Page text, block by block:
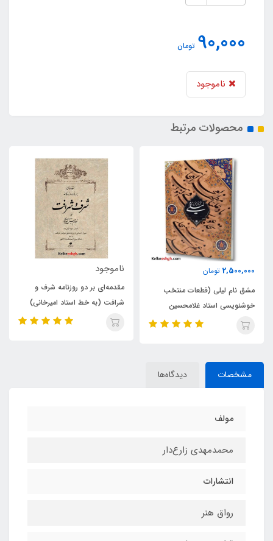
90,000 تومان
ناموجود
محصولات مرتبط
(قطعات منتخب
غلامحسین
مقدمه‌ای بر دو روزنامه شرف و
شرافت (به خط استاد امیرخانی)
مناجات
استاد
بنی‌رضی)
مشخصات دیدگاه‌ها
مولف
محمدمهدی زارع‌دار
انتشارات
رواق هنر